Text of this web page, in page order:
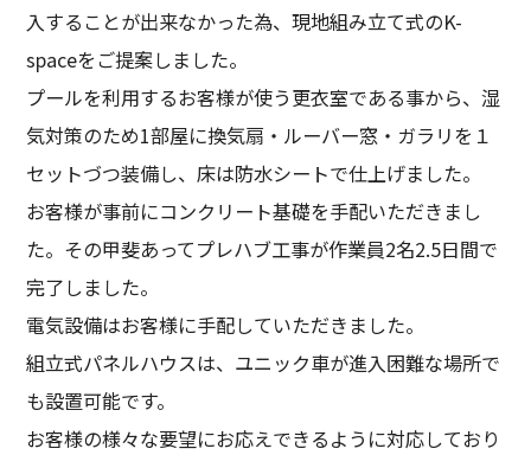
入することが出来なかった為、現地組み立て式のK-
spaceをご提案しました。
プールを利用するお客様が使う更衣室である事から、湿
気対策のため1部屋に換気扇・ルーバー窓・ガラリを１
セットづつ装備し、床は防水シートで仕上げました。
お客様が事前にコンクリート基礎を手配いただきまし
た。その甲斐あってプレハブ工事が作業員2名2.5日間で
完了しました。
電気設備はお客様に手配していただきました。
組立式パネルハウスは、ユニック車が進入困難な場所で
も設置可能です。
お客様の様々な要望にお応えできるように対応しており